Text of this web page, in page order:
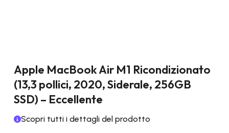
Apple MacBook Air M1 Ricondizionato
(13,3 pollici, 2020, Siderale, 256GB
SSD) – Eccellente
Scopri tutti i dettagli del prodotto